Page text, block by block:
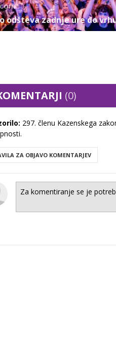
odšteva zadnje ure do
(0)
297. členu Kazenskega
ZA OBJAVO KOMENTARJEV